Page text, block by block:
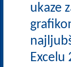
ukaze
Excelu